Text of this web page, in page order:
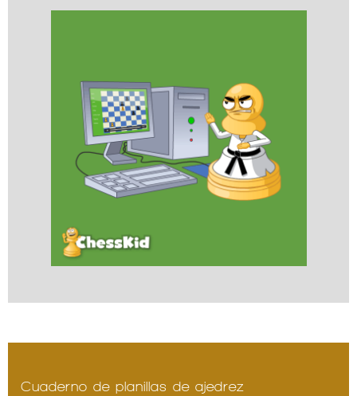
Cuaderno de planillas de ajedrez